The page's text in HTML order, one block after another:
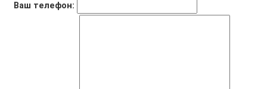
Ваш телефон: